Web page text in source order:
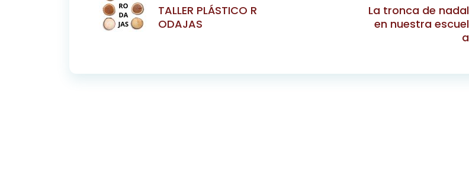
TALLER PLÁSTICO R
ODAJAS
La tronca de nadal
en nuestra escuel
a